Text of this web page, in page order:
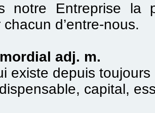
notre Entreprise la
chacun d’entre-nous.
adj. m.
existe depuis toujours
capital,